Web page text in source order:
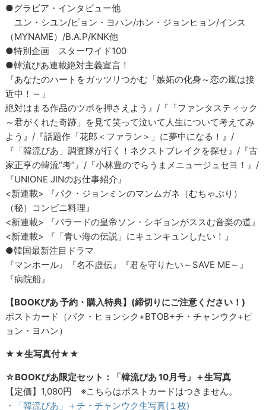
●グラビア・インタビュー他
ユン・シユン/ピョン・ヨハン/ホン・ジョンヒョン/インス
（MYNAME）/B.A.P/KNK他
●特別企画 スターワイド100
●韓流ぴあ連載絶対主義宣言！
『あなたのハートをガッツリつかむ「嫉妬の化身～恋の嵐は接
近中！～」
絶対はまる作品のツボを押さえよう』/『「ファンタスティック
～君がくれた奇跡」を見て笑って泣いて人生について考えてみ
よう』/『話題作「花郎＜ファラン＞」に夢中になる！』/
『「韓流ぴあ」調査隊が行く！ネクストブレイクを探せ』/『古
家正亨の韓流“考”』/『小林豊のでらうまメニュージュセヨ！』/
『UNIONE JINのお仕事紹介』
<新連載> 『パク・ジョンミンのマンムガネ（むちゃぶり）
（秘）コンビニ料理』
<新連載> 『バラードの皇帝ソン・シギョンがススむ音楽の道』
<新連載> 『「青い海の伝説」にキュンキュンしたい！』
●韓国最新注目ドラマ
『マンホール』『名不虚伝』『君を守りたい～SAVE ME～』
『病院船』
【BOOKぴあ 予約・購入特典】(締切りにご注意ください！)
ポストカード（パク・ヒョンシク+BTOB+チ・チャンウク+ピ
ョン・ヨハン）
★★生写真付★★
☆BOOKぴあ限定セット：「韓流ぴあ 10月号」＋生写真
【定価】1,080円 ※こちらはポストカードはつきません。
・「韓流ぴあ」＋チ・チャンウク生写真(１枚)